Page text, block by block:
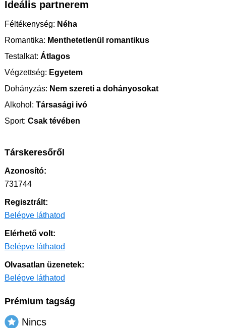
Ideális partnerem
Féltékenység: Néha
Romantika: Menthetetlenül romantikus
Testalkat: Átlagos
Végzettség: Egyetem
Dohányzás: Nem szereti a dohányosokat
Alkohol: Társasági ivó
Sport: Csak tévében
Társkeresőről
Azonosító:
731744
Regisztrált:
Belépve láthatod
Elérhető volt:
Belépve láthatod
Olvasatlan üzenetek:
Belépve láthatod
Prémium tagság
Nincs